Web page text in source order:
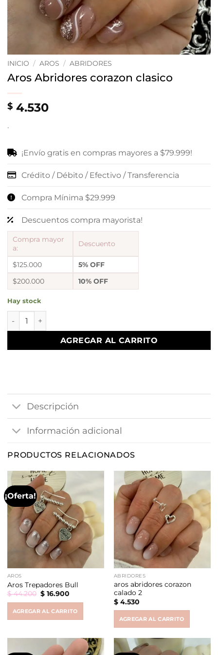
INICIO / AROS / ABRIDORES
Aros Abridores corazon clasico
$ 4.530
.
¡Envío gratis en compras mayores a $79.999!
Crédito / Débito / Efectivo / Transferencia
Compra Mínima $29.999
Descuentos compra mayorista!
Compra mayor
a:
Descuento
$125.000
5% OFF
$200.000
10% OFF
Hay stock
Aros Abridores corazon clasico cantidad
AGREGAR AL CARRITO
Descripción
Información adicional
PRODUCTOS RELACIONADOS
¡Oferta!
AROS
Aros Trepadores Bull
$44.200 Original
price
$ 44.200.
$16.900Current
$ 16.900.
AGREGAR AL CARRITO
ABRIDORES
aros abridores corazon
calado 2
$4.530
AGREGAR AL CARRITO